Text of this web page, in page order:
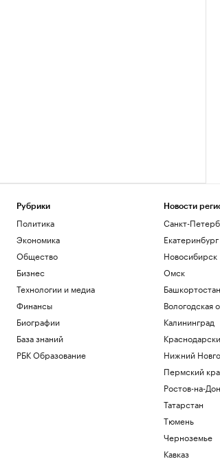
Рубрики
Политика
Экономика
Общество
Бизнес
Технологии и медиа
Финансы
Биографии
База знаний
РБК Образование
Новости
Санкт-
Екатеринбург
Новосибирск
Омск
Башкортостан
Вологодская
Калининград
Нижний
Пермский
Ростов-на-
Татарстан
Тюмень
Черноземье
Кавказ